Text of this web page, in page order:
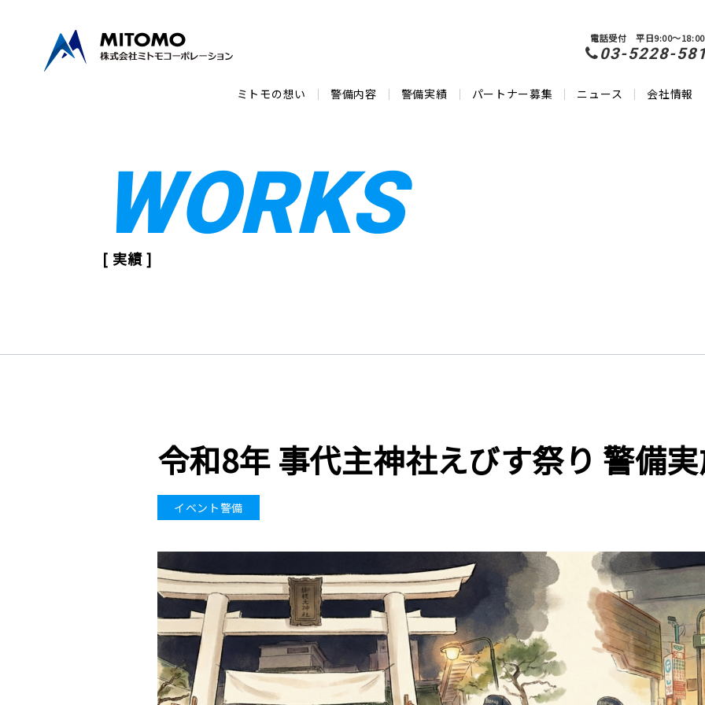
ミトモの想い 警備内容 警備実績 パートナー募集 ニュース 会社情報
電話受付 平日9:00～18:00
03-5228-
WORKS
[ 実績 ]
令和8年 事代主神社えびす祭り 警備
イベント警備